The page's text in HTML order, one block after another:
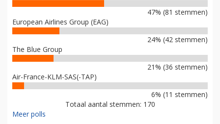
47% (81 stemmen)
European Airlines Group (EAG)
24% (42 stemmen)
The Blue Group
21% (36 stemmen)
Air-France-KLM-SAS(-TAP)
6% (11 stemmen)
Totaal aantal stemmen: 170
Meer polls